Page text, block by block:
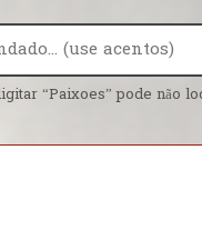
“Paixoes” pode não